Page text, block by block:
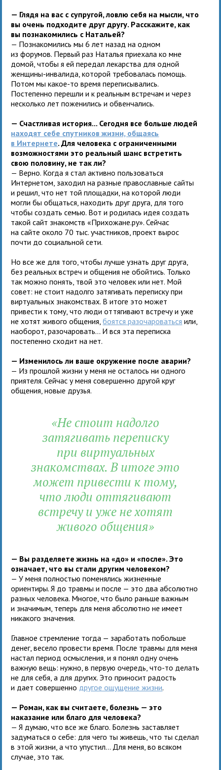
— Глядя на вас с супругой, ловлю себя на мысли, что
вы очень подходите друг другу. Расскажите, как
вы познакомились с Натальей?
— Познакомились мы 6 лет назад на одном
из форумов. Первый раз Наталья приехала ко мне
домой, чтобы я ей передал лекарства для одной
женщины-инвалида, которой требовалась помощь.
Потом мы какое-то время переписывались.
Постепенно перешли и к реальным встречам и через
несколько лет поженились и обвенчались.
— Счастливая история... Сегодня все больше людей
находят себе спутников жизни, общаясь
в Интернете. Для человека с ограниченными
возможностями это реальный шанс встретить
свою половину, не так ли?
— Верно. Когда я стал активно пользоваться
Интернетом, заходил на разные православные сайты
и решил, что нет той площадки, на которой люди
могли бы общаться, находить друг друга, для того
чтобы создать семью. Вот и родилась идея создать
такой сайт знакомств «Прихожане.ру». Сейчас
на сайте около 70 тыс. участников, проект вырос
почти до социальной сети.
Но все же для того, чтобы лучше узнать друг друга,
без реальных встреч и общения не обойтись. Только
так можно понять, твой это человек или нет. Мой
совет: не стоит надолго затягивать переписку при
виртуальных знакомствах. В итоге это может
привести к тому, что люди оттягивают встречу и уже
не хотят живого общения,боятся разочароваться или,
наоборот, разочаровать... И вся эта переписка
постепенно сходит на нет.
— Изменилось ли ваше окружение после аварии?
— Из прошлой жизни у меня не осталось ни одного
приятеля. Сейчас у меня совершенно другой круг
общения, новые друзья.
«Не стоит надолго
затягивать переписку
при виртуальных
знакомствах. В итоге это
может привести к тому,
что люди оттягивают
встречу и уже не хотят
живого общения»
— Вы разделяете жизнь на «до» и «после». Это
означает, что вы стали другим человеком?
— У меня полностью поменялись жизненные
ориентиры. Я до травмы и после — это два абсолютно
разных человека. Многое, что было раньше важным
и значимым, теперь для меня абсолютно не имеет
никакого значения.
Главное стремление тогда — заработать побольше
денег, весело провести время. После травмы для меня
настал период осмысления, и я понял одну очень
важную вещь: нужно, в первую очередь, что-то делать
не для себя, а для других. Это приносит радость
и дает совершенно другое ощущение жизни.
— Роман, как вы считаете, болезнь — это
наказание или благо для человека?
— Я думаю, что все же благо. Болезнь заставляет
задуматься о себе: для чего ты живешь, что ты сделал
в этой жизни, а что упустил... Для меня, во всяком
случае, это так.